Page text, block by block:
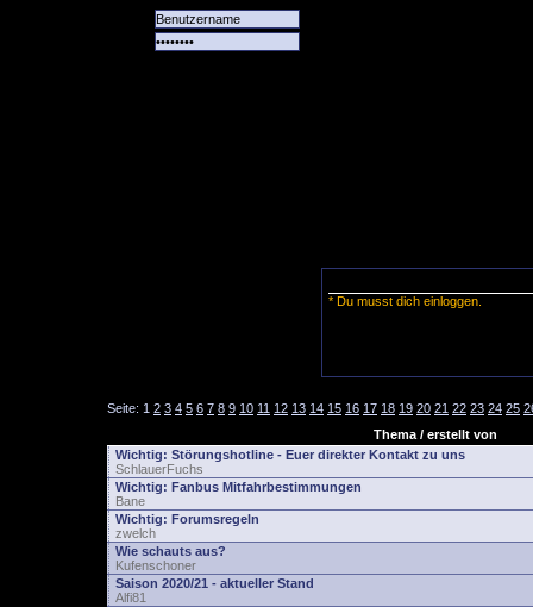
* Du musst dich einloggen.
Seite: 1 2 3 4 5 6 7 8 9 10 11 12 13 14 15 16 17 18 19 20 21 22 23 24 25
Thema / erstellt von
Wichtig: Störungshotline - Euer direkter Kontakt zu uns
SchlauerFuchs
Wichtig: Fanbus Mitfahrbestimmungen
Bane
Wichtig: Forumsregeln
zwelch
Wie schauts aus?
Kufenschoner
Saison 2020/21 - aktueller Stand
Alfi81